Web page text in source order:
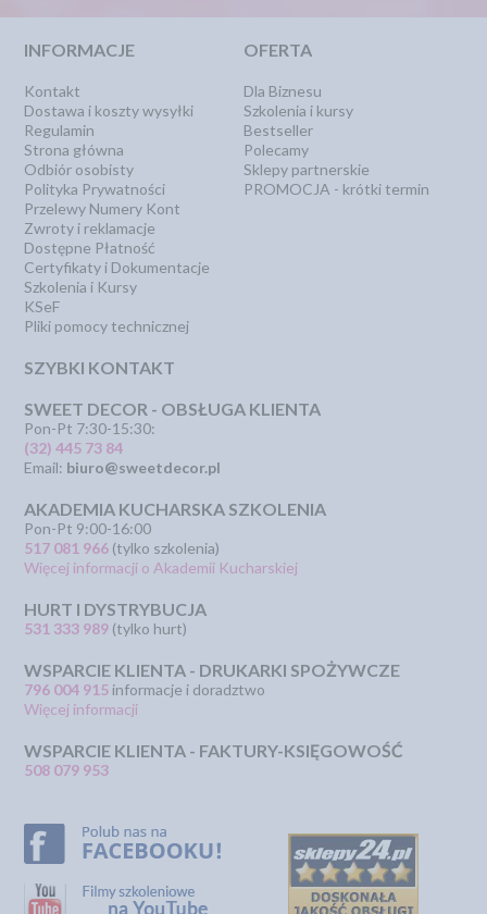
INFORMACJE
Kontakt
Dostawa i koszty wysyłki
Regulamin
Strona główna
Odbiór osobisty
Polityka Prywatności
Przelewy Numery Kont
Zwroty i reklamacje
Dostępne Płatność
Certyfikaty i Dokumentacje
Szkolenia i Kursy
KSeF
Pliki pomocy technicznej
OFERTA
Dla Biznesu
Szkolenia i kursy
Bestseller
Polecamy
Sklepy partnerskie
PROMOCJA - krótki termin
SZYBKI KONTAKT
SWEET DECOR - OBSŁUGA KLIENTA
Pon-Pt 7:30-15:30:
(32) 445 73 84
Email: biuro@sweetdecor.pl
AKADEMIA KUCHARSKA SZKOLENIA
Pon-Pt 9:00-16:00
517 081 966 (tylko szkolenia)
Więcej informacji o Akademii Kucharskiej
HURT I DYSTRYBUCJA
531 333 989 (tylko hurt)
WSPARCIE KLIENTA - DRUKARKI SPOŻYWCZE
796 004 915 informacje i doradztwo
Więcej informacji
WSPARCIE KLIENTA - FAKTURY-KSIĘGOWOŚĆ
508 079 953